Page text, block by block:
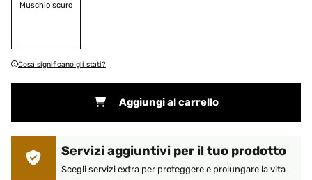
Muschio scuro
Cosa significano gli stati?
Aggiungi al carrello
Servizi aggiuntivi per il tuo prodotto
Scegli servizi extra per proteggere e prolungare la vita